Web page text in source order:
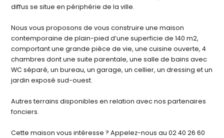
diffus se situe en périphérie de la ville.
Nous vous proposons de vous construire une maison
contemporaine de plain-pied d’une superficie de 140 m2,
comportant une grande pièce de vie, une cuisine ouverte, 4
chambres dont une suite parentale, une salle de bains avec
WC séparé, un bureau, un garage, un cellier, un dressing et un
jardin exposé sud-ouest.
Autres terrains disponibles en relation avec nos partenaires
fonciers.
Cette maison vous intéresse ? Appelez-nous au 02 40 26 60